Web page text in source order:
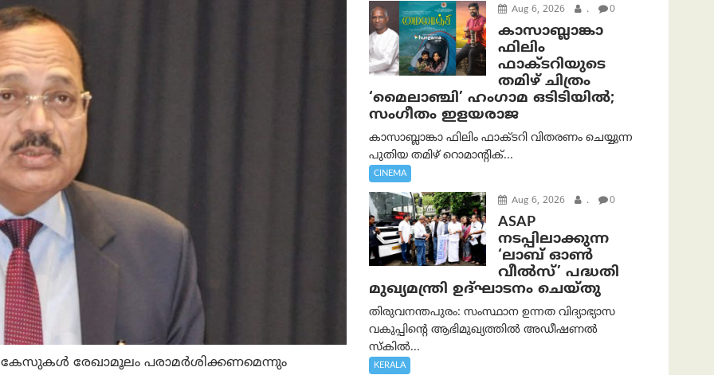
കേസുകൾ രേഖാമൂലം പരാമർശിക്കണമെന്നും
Aug 6, 2026 . 0
കാസാബ്ലാങ്കാ
ഫിലിം
ഫാക്ടറിയുടെ
തമിഴ് ചിത്രം
‘മൈലാഞ്ചി’ ഹംഗാമ ഒടിടിയിൽ;
സംഗീതം ഇളയരാജ
കാസാബ്ലാങ്കാ ഫിലിം ഫാക്ടറി വിതരണം ചെയ്യുന്ന
പുതിയ തമിഴ് റൊമാന്റിക്...
CINEMA
Aug 6, 2026 . 0
ASAP
നടപ്പിലാക്കുന്ന
‘ലാബ് ഓൺ
വീൽസ്’ പദ്ധതി
മുഖ്യമന്ത്രി ഉദ്ഘാടനം ചെയ്തു
തിരുവനന്തപുരം: സംസ്ഥാന ഉന്നത വിദ്യാഭ്യാസ
വകുപ്പിന്റെ ആഭിമുഖ്യത്തിൽ അഡീഷണൽ
സ്കിൽ...
KERALA